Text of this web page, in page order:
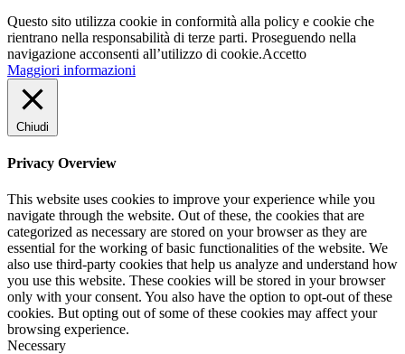
Questo sito utilizza cookie in conformità alla policy e cookie che
rientrano nella responsabilità di terze parti. Proseguendo nella
navigazione acconsenti all’utilizzo di cookie.Accetto
Maggiori informazioni
Chiudi
Privacy Overview
This website uses cookies to improve your experience while you
navigate through the website. Out of these, the cookies that are
categorized as necessary are stored on your browser as they are
essential for the working of basic functionalities of the website. We
also use third-party cookies that help us analyze and understand how
you use this website. These cookies will be stored in your browser
only with your consent. You also have the option to opt-out of these
cookies. But opting out of some of these cookies may affect your
browsing experience.
Necessary